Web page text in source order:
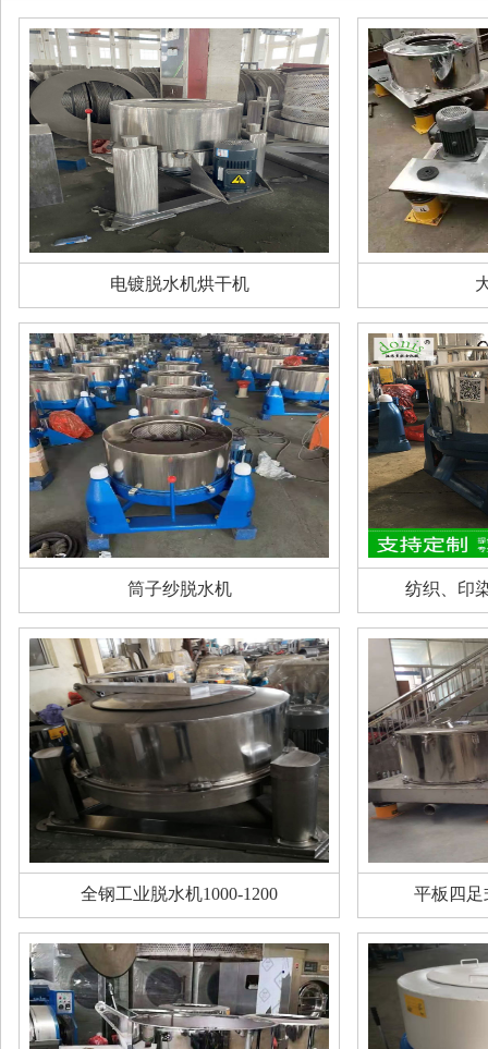
电镀脱水机烘干机
筒子纱脱水机 纺织、印
全钢工业脱水机1000-1200 平板四足